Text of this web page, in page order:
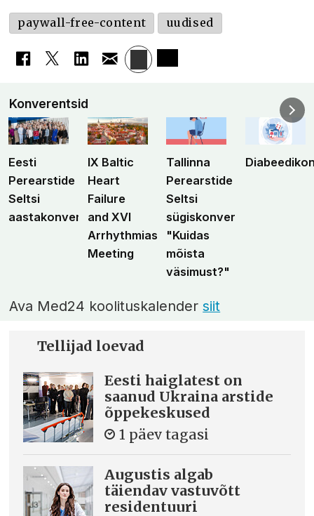
paywall-free-content uudised
Konverentsid
Eesti
Perearstide
Seltsi
aastakonverents
IX Baltic
Heart
Failure
and XVI
Arrhythmias
Meeting
Tallinna
Perearstide
Seltsi
sügiskonverents
"Kuidas
mõista
väsimust?"
Ava Med24 koolituskalendersiit
Tellijad loevad
Eesti haiglatest on
saanud Ukraina arstide
õppekeskused
1 päev tagasi
Augustis algab
täiendav vastuvõtt
residentuuri